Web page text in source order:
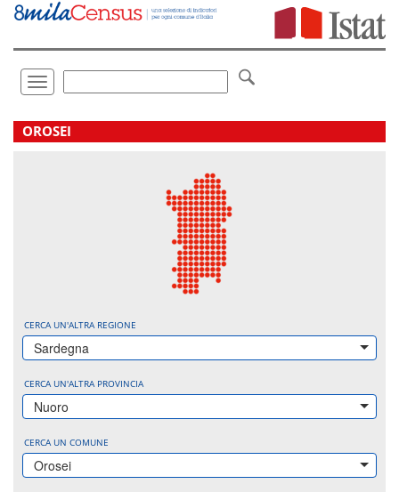
Vai
direttamente
Toggle
navigation
.
OROSEI
CERCA UN'ALTRA REGIONE
Sardegna
CERCA UN'ALTRA PROVINCIA
Nuoro
CERCA UN COMUNE
Orosei